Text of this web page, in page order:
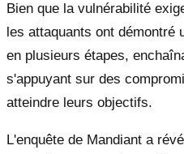
Bien que la vulnérabilité
les attaquants ont démontré
en plusieurs étapes,
s'appuyant sur des
atteindre leurs objectifs.
L'enquête de Mandiant a